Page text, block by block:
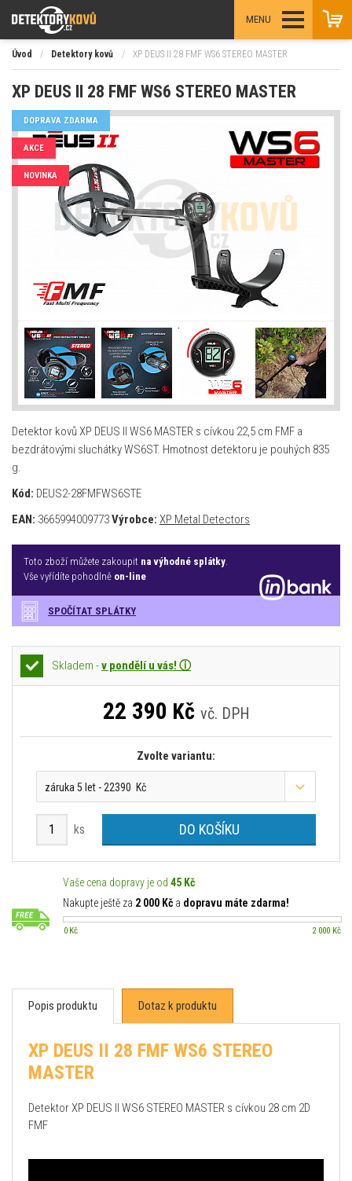
MENU
Úvod / Detektory kovů / XP DEUS II 28 FMF WS6 STEREO MASTER
XP DEUS II 28 FMF WS6 STEREO MASTER
DOPRAVA ZDARMA
AKCE
NOVINKA
Detektor kovů XP DEUS II WS6 MASTER s cívkou 22,5 cm FMF a
bezdrátovými sluchátky WS6ST. Hmotnost detektoru je pouhých 835
g.
Kód: DEUS2-28FMFWS6STE
EAN: 3665994009773Výrobce: XP Metal Detectors
Toto zboží můžete zakoupit na výhodné splátky
Vše vyřídíte pohodlně on-line
SPOČÍTAT SPLÁTKY
Skladem -v pondělí u vás! ⓘ
22 390 Kč vč. DPH
Zvolte variantu:
záruka 5 let - 22390 Kč
ks DO KOŠÍKU
Vaše cena dopravy je od 45 Kč
Nakupte ještě za 2 000 Kč a dopravu máte zdarma!
0 Kč 2 000 Kč
Popis produktu Dotaz k produktu
XP DEUS II 28 FMF WS6 STEREO
MASTER
Detektor XP DEUS II WS6 STEREO MASTER s cívkou 28 cm 2D
FMF